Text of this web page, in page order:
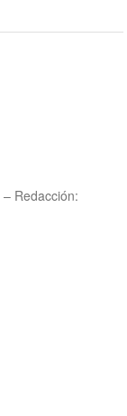
– Redacción: